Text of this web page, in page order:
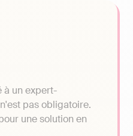
à un expert-
pas obligatoire.
une solution en